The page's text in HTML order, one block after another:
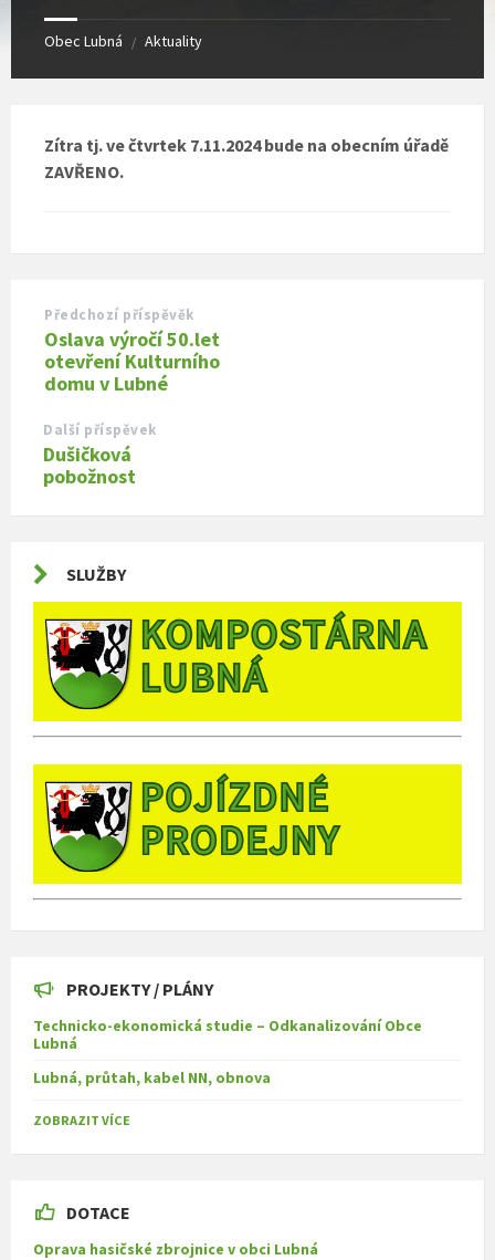
Obec Lubná / Aktuality
Zítra tj. ve čtvrtek 7.11.2024 bude na obecním úřadě
ZAVŘENO.
Předchozí příspěvěk
Oslava výročí 50.let
otevření Kulturního
domu v Lubné
Další příspěvek
Dušičková
pobožnost
SLUŽBY
PROJEKTY / PLÁNY
Technicko-ekonomická studie – Odkanalizování Obce
Lubná
Lubná, průtah, kabel NN, obnova
ZOBRAZIT VÍCE
DOTACE
Oprava hasičské zbrojnice v obci Lubná